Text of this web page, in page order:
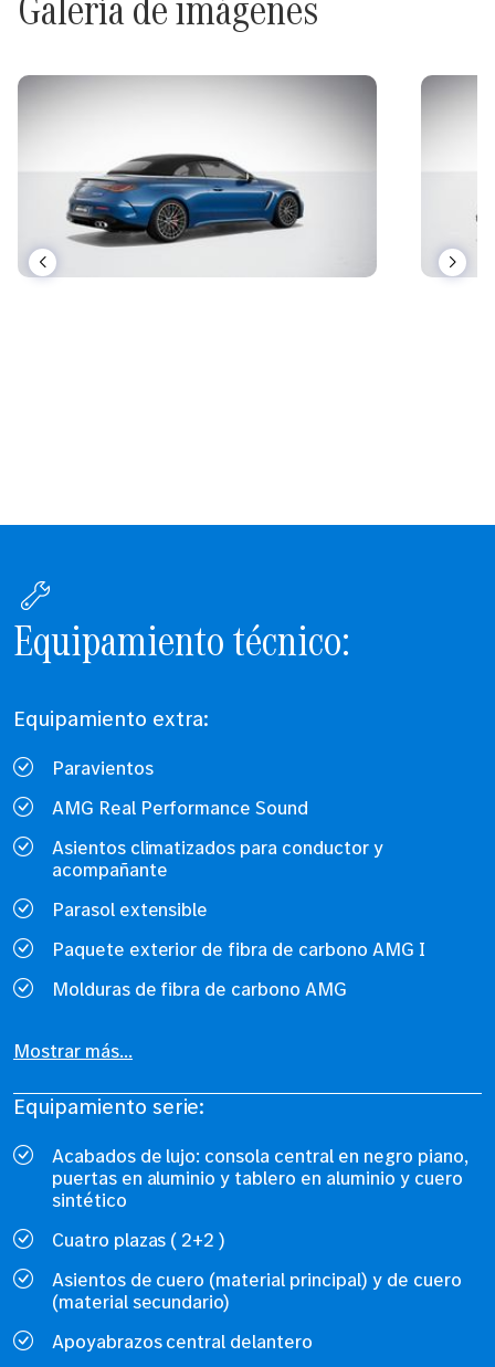
Equipamiento técnico:
Equipamiento serie:
Acabados de lujo: consola central en negro piano,
puertas en aluminio y tablero en aluminio y cuero
sintético
Cuatro plazas ( 2+2 )
Asientos de cuero (material principal) y de cuero
(material secundario)
Apoyabrazos central delantero
Equipamiento extra:
Paravientos
AMG Real Performance Sound
Asientos climatizados para conductor y
acompañante
Parasol extensible
Paquete exterior de fibra de carbono AMG I
Molduras de fibra de carbono AMG
Mostrar más...